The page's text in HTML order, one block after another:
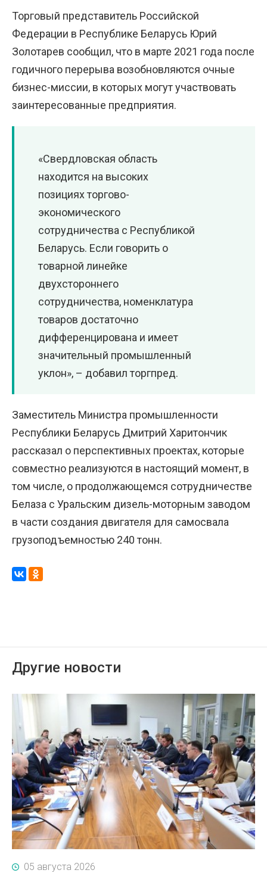
Торговый представитель Российской
Федерации в Республике Беларусь Юрий
Золотарев сообщил, что в марте 2021 года после
годичного перерыва возобновляются очные
бизнес-миссии, в которых могут участвовать
заинтересованные предприятия.
«Свердловская область
находится на высоких
позициях торгово-
экономического
сотрудничества с Республикой
Беларусь. Если говорить о
товарной линейке
двухстороннего
сотрудничества, номенклатура
товаров достаточно
дифференцирована и имеет
значительный промышленный
уклон», – добавил торгпред.
Заместитель Министра промышленности
Республики Беларусь Дмитрий Харитончик
рассказал о перспективных проектах, которые
совместно реализуются в настоящий момент, в
том числе, о продолжающемся сотрудничестве
Белаза с Уральским дизель-моторным заводом
в части создания двигателя для самосвала
грузоподъемностью 240 тонн.
Другие новости
05 августа 2026